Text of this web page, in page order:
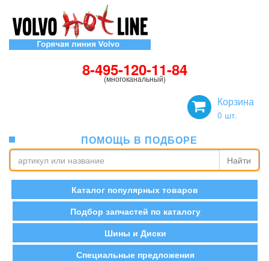
8-495-120-11-84
(многоканальный)
Корзина
0 шт.
ПОМОЩЬ В ПОДБОРЕ
Найти
Каталог популярных товаров
Подбор запчастей по каталогу
Шины и Диски
Специальные предложения